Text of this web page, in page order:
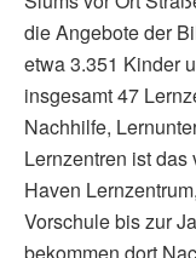
die Angebote der
etwa 3.351 Kinder
insgesamt 47
Nachhilfe,
Lernzentren ist
Haven
Vorschule bis zur